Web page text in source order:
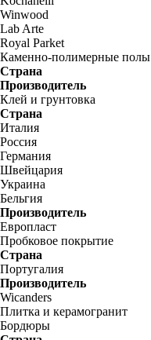
Winwood
Lab Arte
Royal Parket
Каменно-полимерные полы
Страна
Производитель
Клей и грунтовка
Страна
Италия
Россия
Германия
Швейцария
Украина
Бельгия
Производитель
Европласт
Пробковое покрытие
Страна
Португалия
Производитель
Wicanders
Плитка и керамогранит
Бордюры